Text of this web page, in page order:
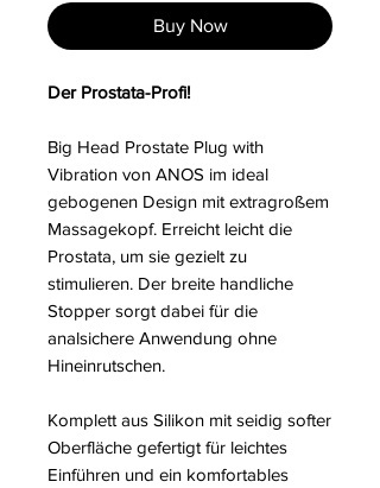
Buy Now
Der Prostata-Profi!
Big Head Prostate Plug with
Vibration von ANOS im ideal
gebogenen Design mit extragroßem
Massagekopf. Erreicht leicht die
Prostata, um sie gezielt zu
stimulieren. Der breite handliche
Stopper sorgt dabei für die
analsichere Anwendung ohne
Hineinrutschen.
Komplett aus Silikon mit seidig softer
Oberfläche gefertigt für leichtes
Einführen und ein komfortables